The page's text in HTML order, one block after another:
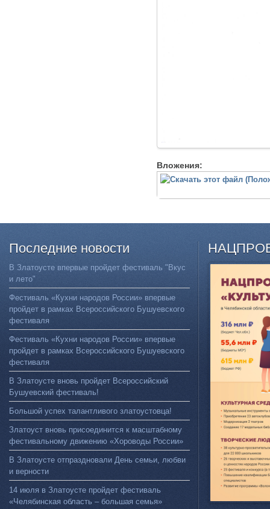
Вложения:
Последние новости
В Златоусте впервые пройдет фестиваль "Вкус
и лето"
Фестиваль «Кухни народов России» впервые
пройдет в рамках Всероссийского Бушуевского
фестиваля
Фестиваль «Кухни народов России» впервые
пройдет в рамках Всероссийского Бушуевского
фестиваля
В Златоусте вновь пройдет Всероссийский
Бушуевский фестиваль!
Большой успех талантливого златоустовца!
Златоуст вновь присоединится к масштабному
фестивальному движению «Хороводы России»
В Златоусте отпраздновали День семьи, любви
и верности
14 июля в Златоусте пройдет фестиваль
«Челябинская область – большая семья»